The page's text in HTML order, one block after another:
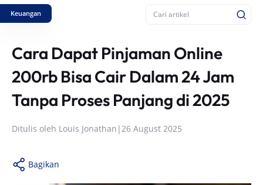
Keuangan
Cara Dapat Pinjaman Online
200rb Bisa Cair Dalam 24 Jam
Tanpa Proses Panjang di 2025
Ditulis oleh Louis Jonathan |26 August 2025
Bagikan